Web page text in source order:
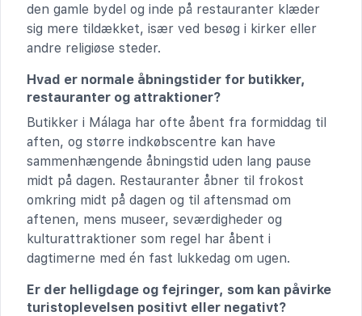
den gamle bydel og inde på restauranter klæder
sig mere tildækket, især ved besøg i kirker eller
andre religiøse steder.
Hvad er normale åbningstider for butikker,
restauranter og attraktioner?
Butikker i Málaga har ofte åbent fra formiddag til
aften, og større indkøbscentre kan have
sammenhængende åbningstid uden lang pause
midt på dagen. Restauranter åbner til frokost
omkring midt på dagen og til aftensmad om
aftenen, mens museer, seværdigheder og
kulturattraktioner som regel har åbent i
dagtimerne med én fast lukkedag om ugen.
Er der helligdage og fejringer, som kan påvirke
turistoplevelsen positivt eller negativt?